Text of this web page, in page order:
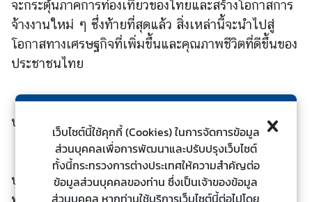
ก
ร
อ
จะกระตุ้นภาคการท่องเที่ยวของไทยและสร้างโอกาสการ
จ้างงานใหม่ ๆ ซึ่งท้ายที่สุดแล้ว สิ่งเหล่านี้จะนำไปสู่
โอกาสทางเศรษฐกิจที่เพิ่มขึ้นและคุณภาพชีวิตที่ดีขึ้นของ
ประชาชนไทย
ประเด็นทวิภาคี
ก่อนการประชุมผู้นำบิมสเทค ครั้งที่ 6
ประเทศไทยได้มีโอกาสต้อนรับการเยือนอย่างเป็น
เว็บไซต์นี้ใช้คุกกี้ (Cookies) ในการจัดการข้อมูล
ส่วนบุคคลเพื่อการพัฒนาและปรับปรุงเว็บไซต์
ทั้งนี้กระทรวงการต่างประเทศให้ความสำคัญต่อ
ข้อมูลส่วนบุคคลของท่าน ซึ่งเป็นเจ้าของข้อมูล
ส่วนบุคคล หากท่านใช้บริการเว็บไซต์นี้ต่อไปโดย